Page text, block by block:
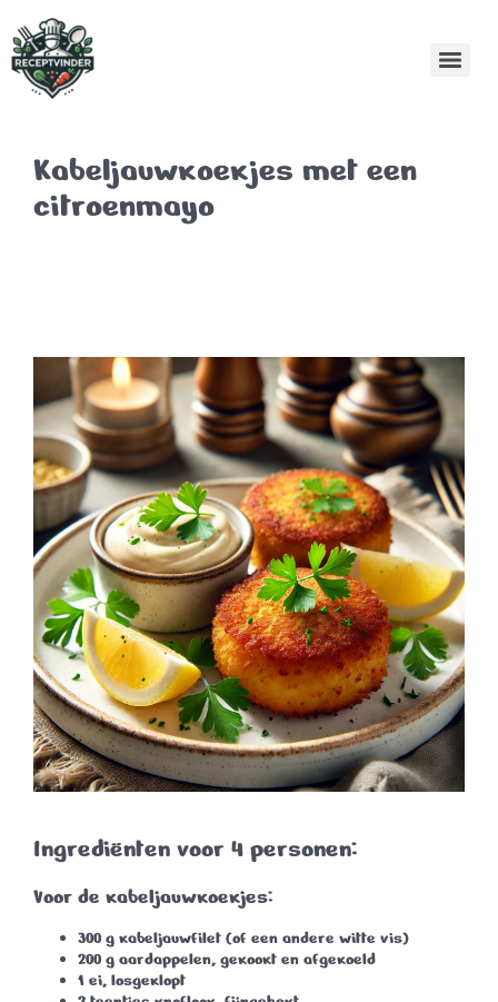
Kabeljauwkoekjes met een
citroenmayo
Ingrediënten voor 4 personen:
Voor de kabeljauwkoekjes:
300 g kabeljauwfilet (of een andere witte vis)
200 g aardappelen, gekookt en afgekoeld
1 ei, losgeklopt